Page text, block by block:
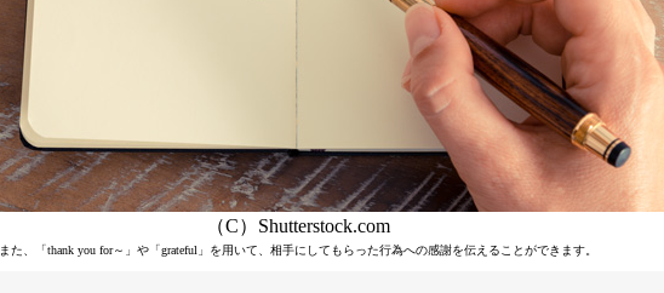
（C）Shutterstock.com
また、「thank you for～」や「grateful」を用いて、相手にしてもらった行為への感謝を伝えることができます。